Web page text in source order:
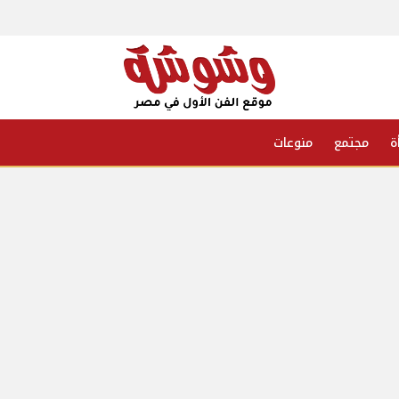
مجتمع منوعات